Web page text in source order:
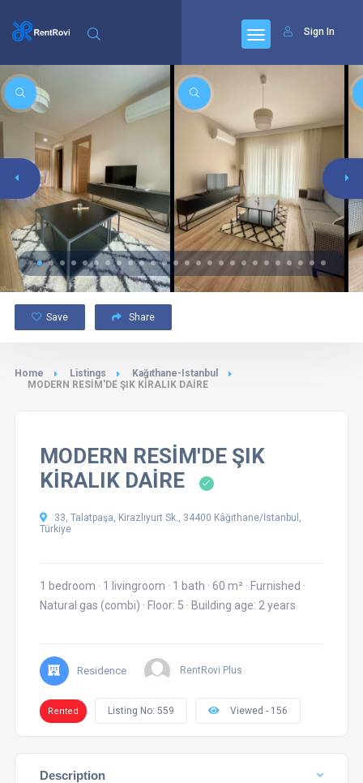
Sign In
Save Share
Home Listings
Kağıthane-Istanbul
MODERN RESİM'DE ŞIK KİRALIK DAİRE
MODERN RESİM'DE ŞIK
KİRALIK DAİRE
33, Talatpaşa, Kirazlıyurt Sk., 34400 Kâğıthane/İstanbul,
Türkiye
1 bedroom · 1 livingroom · 1 bath · 60 m² · Furnished ·
Natural gas (combi) · Floor: 5 · Building age: 2 years
Residence RentRovi Plus
Rented Listing No: 559 Viewed - 156
Description